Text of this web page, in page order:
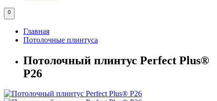
0
Главная
Потолочные плинтуса
Потолочный плинтус Perfect Plus®
P26